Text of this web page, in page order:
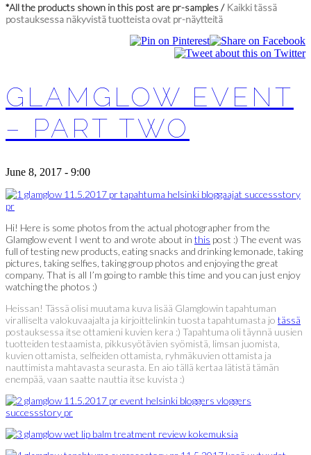
*All the products shown in this post are pr-samples / Kaikki tässä
postauksessa näkyvistä tuotteista ovat pr-näytteitä
GLAMGLOW EVENT
– PART TWO
June 8, 2017 - 9:00
Hi! Here is some photos from the actual photographer from the
Glamglow event I went to and wrote about in this post :) The event was
full of testing new products, eating snacks and drinking lemonade, taking
pictures, taking selfies, taking group photos and enjoying the great
company. That is all I’m going to ramble this time and you can just enjoy
watching the photos :)
Heissan! Tässä olisi muutama kuva lisää Glamglowin tapahtuman
viralliselta valokuvaajalta ja kirjoittelinkin tuosta tapahtumasta jo tässä
postauksessa itse ottamieni kuvien kera :) Tapahtuma oli täynnä uusien
tuotteiden testaamista, pikkusyötävien syömistä, limsan juomista,
kuvien ottamista, selfieiden ottamista, ryhmäkuvien ottamista ja
nauttimista mahtavasta seurasta. En aio tällä kertaa lätistä tämän
enempää, vaan saatte nauttia itse kuvista :)